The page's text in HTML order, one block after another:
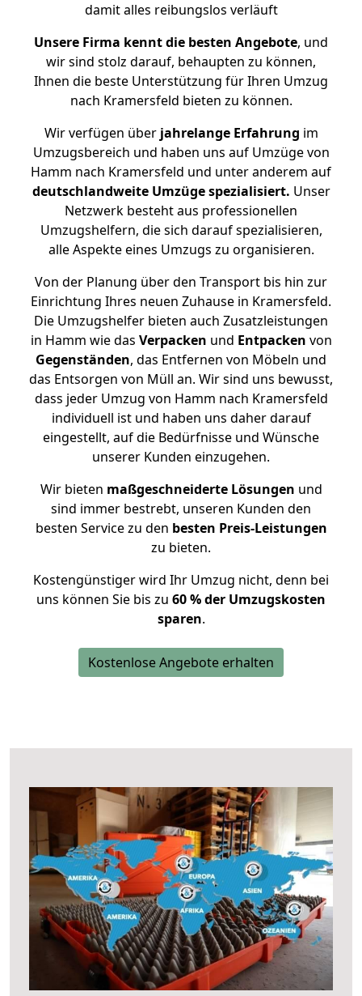
damit alles reibungslos verläuft
Unsere Firma kennt die besten Angebote, und
wir sind stolz darauf, behaupten zu können,
Ihnen die beste Unterstützung für Ihren Umzug
nach Kramersfeld bieten zu können.
Wir verfügen überjahrelange Erfahrung im
Umzugsbereich und haben uns auf Umzüge von
Hamm nach Kramersfeld und unter anderem auf
deutschlandweite Umzüge spezialisiert. Unser
Netzwerk besteht aus professionellen
Umzugshelfern, die sich darauf spezialisieren,
alle Aspekte eines Umzugs zu organisieren.
Von der Planung über den Transport bis hin zur
Einrichtung Ihres neuen Zuhause in Kramersfeld.
Die Umzugshelfer bieten auch Zusatzleistungen
in Hamm wie das Verpacken und Entpacken von
Gegenständen, das Entfernen von Möbeln und
das Entsorgen von Müll an. Wir sind uns bewusst,
dass jeder Umzug von Hamm nach Kramersfeld
individuell ist und haben uns daher darauf
eingestellt, auf die Bedürfnisse und Wünsche
unserer Kunden einzugehen.
Wir bieten maßgeschneiderte Lösungen und
sind immer bestrebt, unseren Kunden den
besten Service zu den besten Preis-Leistungen
zu bieten.
Kostengünstiger wird Ihr Umzug nicht, denn bei
uns können Sie bis zu 60 % der Umzugskosten
sparen.
Kostenlose Angebote erhalten